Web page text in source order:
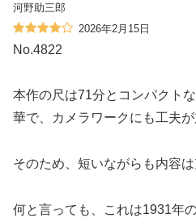
河野助三郎
2026年2月15日
No.4822
本作の尺は71分とコンパクト
華で、カメラワークにも工夫が
そのため、短いながらも内容は
何と言っても、これは1931年